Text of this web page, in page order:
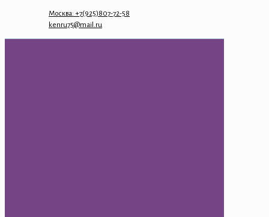
Москва: +7(925)807-72-58
kenru75@mail.ru